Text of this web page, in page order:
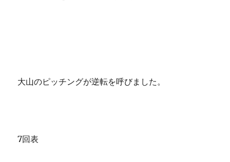
大山のピッチングが逆転を呼びました。
7回表